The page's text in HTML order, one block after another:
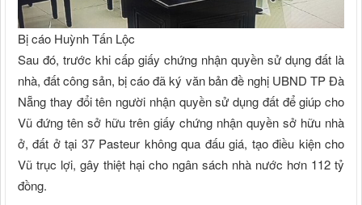
Bị cáo Huỳnh Tấn Lộc
Sau đó, trước khi cấp giấy chứng nhận quyền sử dụng đất là
nhà, đất công sản, bị cáo đã ký văn bản đề nghị UBND TP Đà
Nẵng thay đổi tên người nhận quyền sử dụng đất để giúp cho
Vũ đứng tên sở hữu trên giấy chứng nhận quyền sở hữu nhà
ở, đất ở tại 37 Pasteur không qua đấu giá, tạo điều kiện cho
Vũ trục lợi, gây thiệt hại cho ngân sách nhà nước hơn 112 tỷ
đồng.